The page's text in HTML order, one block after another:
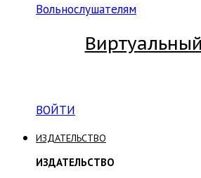
Вольнослушателям
ВОЙТИ
ИЗДАТЕЛЬСТВО
ИЗДАТЕЛЬСТВО